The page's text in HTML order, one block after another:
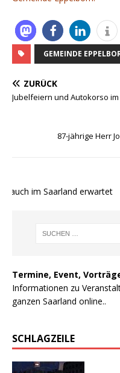
GEMEINDE
ZURÜCK
Jubelfeiern und Autokorso
87-jährige Herr
im Saarland erwartet
Termine, Event,
Informationen zu
ganzen Saarland online..
SCHLAGZEILE